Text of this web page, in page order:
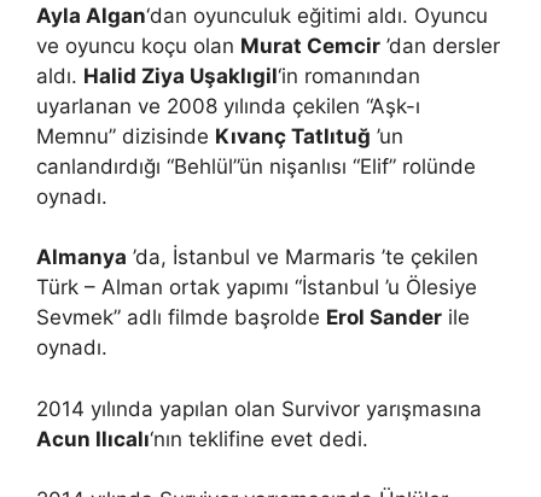
Ayla Algan‘dan oyunculuk eğitimi aldı. Oyuncu
ve oyuncu koçu olan Murat Cemcir ’dan dersler
aldı. Halid Ziya Uşaklıgil‘in romanından
uyarlanan ve 2008 yılında çekilen “Aşk-ı
Memnu” dizisinde Kıvanç Tatlıtuğ ’un
canlandırdığı “Behlül”ün nişanlısı “Elif” rolünde
oynadı.
Almanya ’da, İstanbul ve Marmaris ’te çekilen
Türk – Alman ortak yapımı “İstanbul ’u Ölesiye
Sevmek” adlı filmde başrolde Erol Sander ile
oynadı.
2014 yılında yapılan olan Survivor yarışmasına
Acun Ilıcalı‘nın teklifine evet dedi.